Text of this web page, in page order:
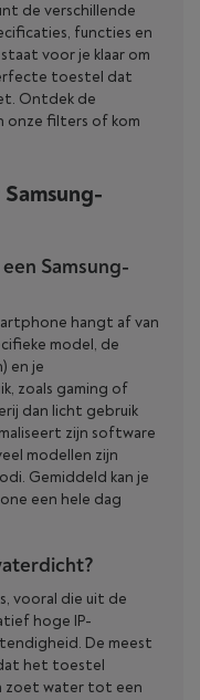
de verschillende
functies en
voor je klaar om
toestel dat
Ontdek de
onze filters of kom
Samsung-
hangt af van
model, de
en je
zoals gaming of
dan licht gebruik
zijn software
modellen zijn
Gemiddeld kan je
een hele dag
vooral die uit de
hoge IP-
De meest
het toestel
zoet water tot een